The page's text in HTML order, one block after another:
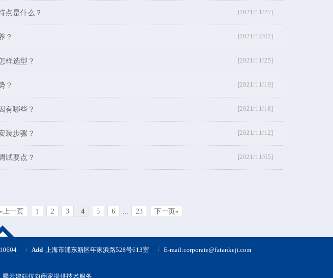
点是什么？ [2021/11/27]
？ [2021/12/02]
样选型？ [2021/11/25]
？ [2021/11/19]
有哪些？ [2021/11/18]
装步骤？ [2021/11/12]
试要点？ [2021/11/05]
«上一页 1 2 3 4 5 6 ... 23 下一页»
Add 上海市浦东新区年家浜路528号613室 E-mail:corporate@futankeji.com
腾云建站仅向商家提供技术服务